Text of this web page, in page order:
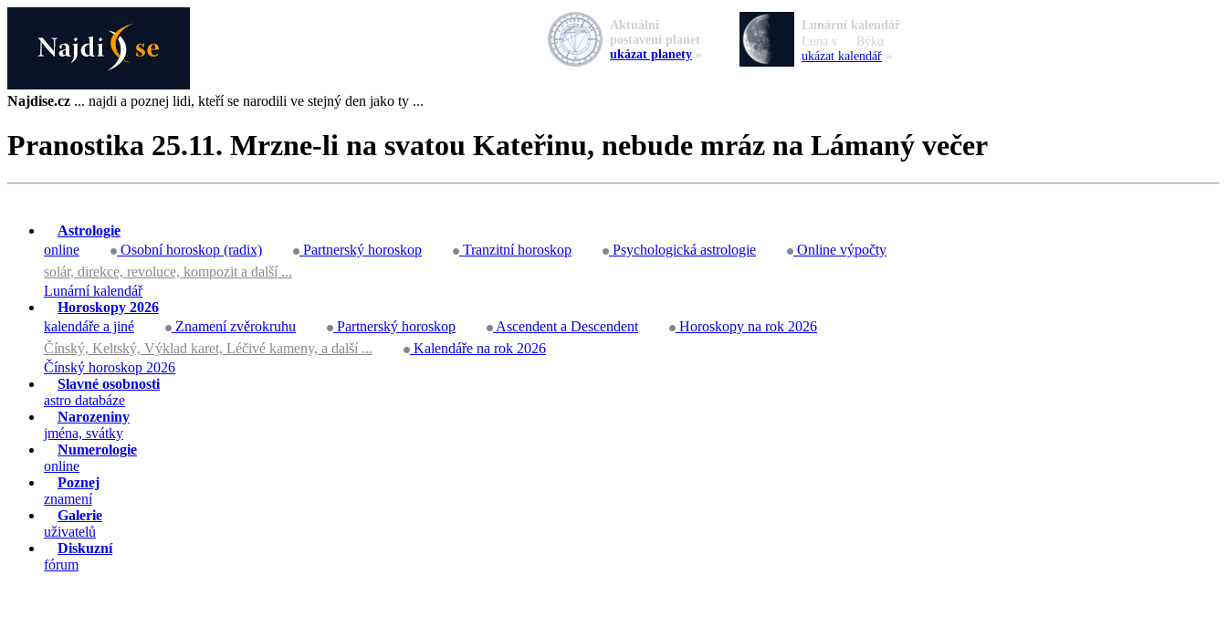
Najdise.cz ... najdi a poznej lidi, kteří se narodili ve stejný den jako ty ...
Pranostika 25.11. Mrzne-li na svatou Kateřinu, nebude mráz na Lámaný večer
Astrologie
online
Osobní horoskop (radix) Partnerský horoskop Tranzitní horoskop Psychologická astrologie
Online výpočty
solár, direkce, revoluce, kompozit a další ...
Lunární kalendář
Horoskopy 2026
kalendáře a jiné
Znamení zvěrokruhu Partnerský horoskop Ascendent a Descendent
Horoskopy na rok 2026
Čínský, Keltský, Výklad karet, Léčivé kameny, a další ...
Kalendáře na rok 2026
Čínský horoskop 2026
Slavné osobnosti
astro databáze
Narozeniny
jména, svátky
Numerologie
online
Poznej
znamení
Galerie
uživatelů
Diskuzní
fórum
Aktuální
postavení planet
ukázat planety »
Lunární kalendář
Luna v
Býku
ukázat kalendář »